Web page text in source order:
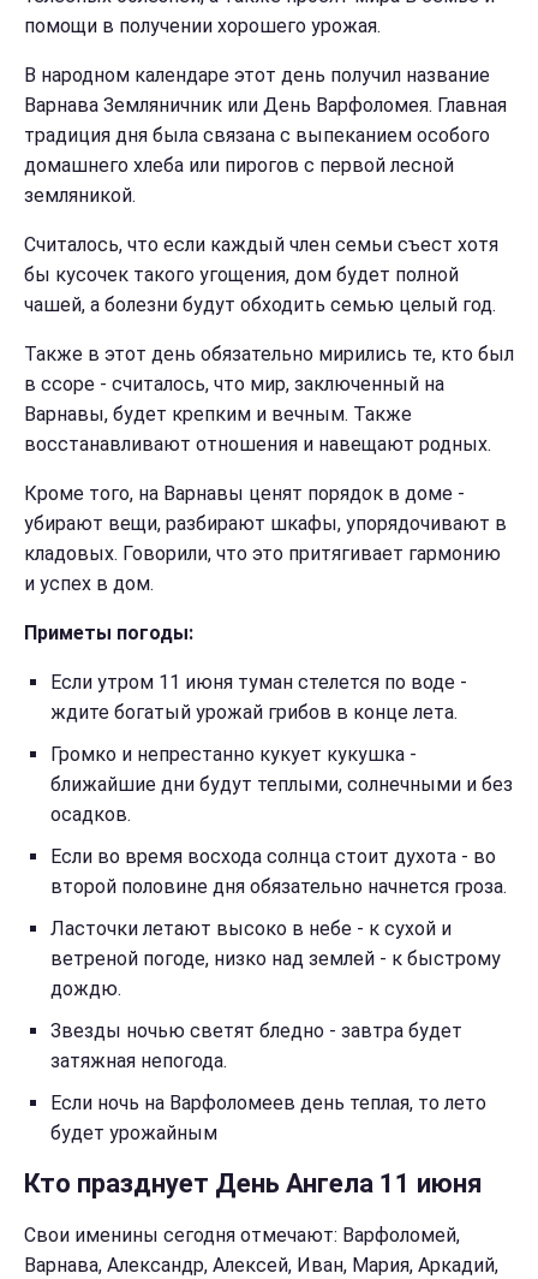
помощи в получении хорошего урожая.
В народном календаре этот день получил название
Варнава Земляничник или День Варфоломея. Главная
традиция дня была связана с выпеканием особого
домашнего хлеба или пирогов с первой лесной
земляникой.
Считалось, что если каждый член семьи съест хотя
бы кусочек такого угощения, дом будет полной
чашей, а болезни будут обходить семью целый год.
Также в этот день обязательно мирились те, кто был
в ссоре - считалось, что мир, заключенный на
Варнавы, будет крепким и вечным. Также
восстанавливают отношения и навещают родных.
Кроме того, на Варнавы ценят порядок в доме -
убирают вещи, разбирают шкафы, упорядочивают в
кладовых. Говорили, что это притягивает гармонию
и успех в дом.
Приметы погоды:
Если утром 11 июня туман стелется по воде -
ждите богатый урожай грибов в конце лета.
Громко и непрестанно кукует кукушка -
ближайшие дни будут теплыми, солнечными и без
осадков.
Если во время восхода солнца стоит духота - во
второй половине дня обязательно начнется гроза.
Ласточки летают высоко в небе - к сухой и
ветреной погоде, низко над землей - к быстрому
дождю.
Звезды ночью светят бледно - завтра будет
затяжная непогода.
Если ночь на Варфоломеев день теплая, то лето
будет урожайным
Кто празднует День Ангела 11 июня
Свои именины сегодня отмечают: Варфоломей,
Варнава, Александр, Алексей, Иван, Мария, Аркадий,